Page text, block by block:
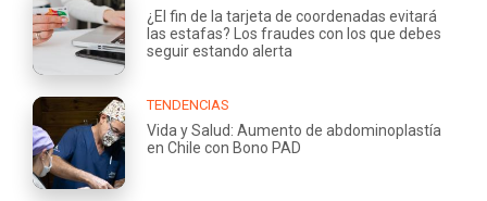
¿El fin de la tarjeta de coordenadas evitará
las estafas? Los fraudes con los que debes
seguir estando alerta
TENDENCIAS
Vida y Salud: Aumento de abdominoplastía
en Chile con Bono PAD